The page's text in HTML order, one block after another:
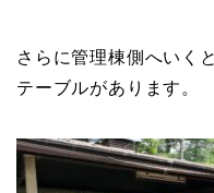
さらに管理棟側へいく
テーブルがあります。